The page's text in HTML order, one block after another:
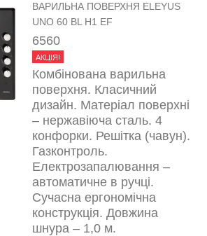
ВАРИЛЬНА ПОВЕРХНЯ ELEYUS
UNO 60 BL H1 EF
6560
АКЦІЯ!
Комбінована варильна
поверхня. Класичний
дизайн. Матеріал поверхні
– нержавіюча сталь. 4
конфорки. Решітка (чавун).
Газконтроль.
Електрозапалювання –
автоматичне в ручці.
Сучасна ергономічна
конструкція. Довжина
шнура – 1,0 м.